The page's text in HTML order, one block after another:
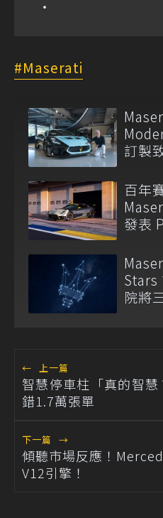
Maserati
訂製
百年
發表
Stars
院將
← 上一篇
智慧停車柱「真的智
錯1.7萬張單
下一篇 →
傾聽市場反應！
V12引擎！